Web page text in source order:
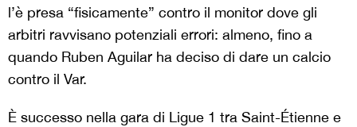
l’è presa “fisicamente” contro il monitor dove gli
arbitri ravvisano potenziali errori: almeno, fino a
quando Ruben Aguilar ha deciso di dare un calcio
contro il Var.
È successo nella gara di Ligue 1 tra Saint-Étienne e